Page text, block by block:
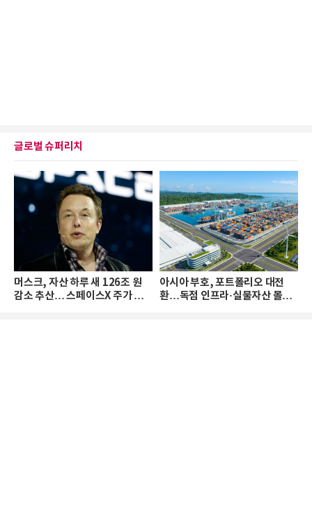
글로벌 슈퍼리치
머스크, 자산 하루 새 126조 원
감소 추산… 스페이스X 주가 하
아시아 부호, 포트폴리오 대전
환…독점 인프라·실물자산 몰린